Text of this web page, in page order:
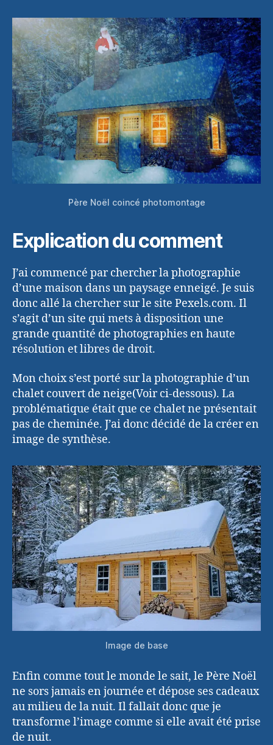
Père Noël coincé photomontage
Explication du comment
J’ai commencé par chercher la photographie
d’une maison dans un paysage enneigé. Je suis
donc allé la chercher sur le site Pexels.com. Il
s’agit d’un site qui mets à disposition une
grande quantité de photographies en haute
résolution et libres de droit.
Mon choix s’est porté sur la photographie d’un
chalet couvert de neige(Voir ci-dessous). La
problématique était que ce chalet ne présentait
pas de cheminée. J’ai donc décidé de la créer en
image de synthèse.
Image de base
Enfin comme tout le monde le sait, le Père Noël
ne sors jamais en journée et dépose ses cadeaux
au milieu de la nuit. Il fallait donc que je
transforme l’image comme si elle avait été prise
de nuit.